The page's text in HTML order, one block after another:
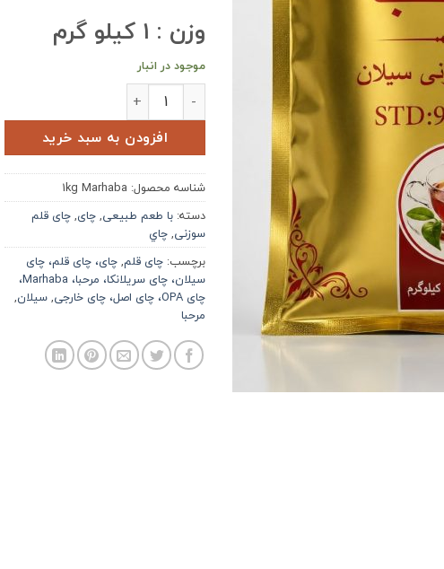
وزن : ۱ کیلو گرم
موجود در انبار
چای قلم سیلان مرحبا Marhaba عدد
افزودن به سبد خرید
شناسه محصول: 1kg Marhaba
دسته: با طعم طبیعی,چای,چای قلم
سوزنی,چاي
برچسب: چای قلم,چای، چای قلم، چای
سیلان، چای سریلانکا، مرحبا، Marhaba،
چای OPA، چای اصل، چای خارجی
,سیلان,
مرحبا